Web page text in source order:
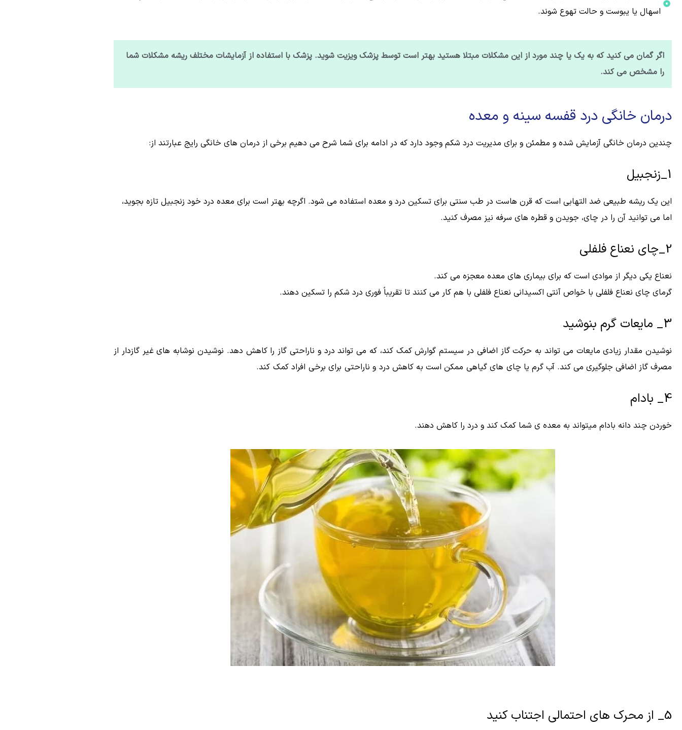
اسهال یا یبوست و حالت تهوع شوند.
اگر گمان می کنید که به یک یا چند مورد از این مشکلات مبتلا هستید بهتر است توسط پزشک ویزیت شوید. پزشک با استفاده از آزمایشات مختلف ریشه مشکلات شما
را مشخص می کند.
درمان خانگی درد قفسه سینه و معده
چندین درمان خانگی آزمایش شده و مطمئن و برای مدیریت درد شکم وجود دارد که در ادامه برای شما شرح می دهیم برخی از درمان های خانگی رایج عبارتند از:
1_زنجبیل
این یک ریشه طبیعی ضد التهابی است که قرن هاست در طب سنتی برای تسکین درد و معده استفاده می شود. اگرچه بهتر است برای معده درد خود زنجبیل تازه بجوید،
اما می توانید آن را در چای، جویدن و قطره های سرفه نیز مصرف کنید.
2_چای نعناع فلفلی
نعناع یکی دیگر از موادی است که برای بیماری های معده معجزه می کند.
گرمای چای نعناع فلفلی با خواص آنتی اکسیدانی نعناع فلفلی با هم کار می کنند تا تقریباً فوری درد شکم را تسکین دهند.
3_ مایعات گرم بنوشید
نوشیدن مقدار زیادی مایعات می تواند به حرکت گاز اضافی در سیستم گوارش کمک کند، که می تواند درد و ناراحتی گاز را کاهش دهد. نوشیدن نوشابه های غیر گازدار از
مصرف گاز اضافی جلوگیری می کند. آب گرم یا چای های گیاهی ممکن است به کاهش درد و ناراحتی برای برخی افراد کمک کند.
4_ بادام
خوردن چند دانه بادام میتواند به معده ی شما کمک کند و درد را کاهش دهند.
5_ از محرک های احتمالی اجتناب کنید